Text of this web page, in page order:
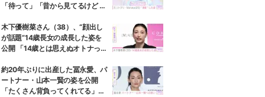
「待って」「昔から見てるけど 最
木下優樹菜さん（38）、“顔出し
が話題”14歳長女の成長した姿を
公開 「14歳とは思えぬオトナっぽ
ぎる」など反響
約20年ぶりに出産した冨永愛、パ
ートナー・山本一賢の姿を公開
「たくさん背負ってくれてる」感